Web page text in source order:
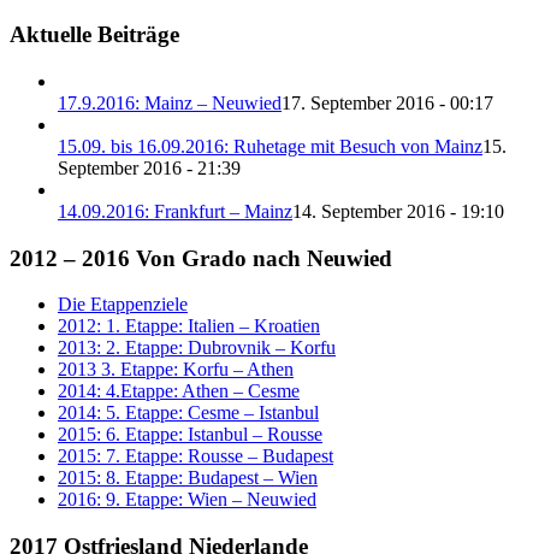
Aktuelle Beiträge
17.9.2016: Mainz – Neuwied17. September 2016 - 00:17
15.09. bis 16.09.2016: Ruhetage mit Besuch von Mainz15.
September 2016 - 21:39
14.09.2016: Frankfurt – Mainz14. September 2016 - 19:10
2012 – 2016 Von Grado nach Neuwied
Die Etappenziele
2012: 1. Etappe: Italien – Kroatien
2013: 2. Etappe: Dubrovnik – Korfu
2013 3. Etappe: Korfu – Athen
2014: 4.Etappe: Athen – Cesme
2014: 5. Etappe: Cesme – Istanbul
2015: 6. Etappe: Istanbul – Rousse
2015: 7. Etappe: Rousse – Budapest
2015: 8. Etappe: Budapest – Wien
2016: 9. Etappe: Wien – Neuwied
2017 Ostfriesland Niederlande